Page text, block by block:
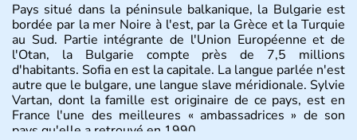
Pays situé dans la péninsule balkanique, la Bulgarie est
bordée par la mer Noire à l'est, par la Grèce et la Turquie
au Sud. Partie intégrante de l'Union Européenne et de
l'Otan, la Bulgarie compte près de 7,5 millions
d'habitants. Sofia en est la capitale. La langue parlée n'est
autre que le bulgare, une langue slave méridionale. Sylvie
Vartan, dont la famille est originaire de ce pays, est en
France l'une des meilleures « ambassadrices » de son
pays qu'elle a retrouvé en 1990.